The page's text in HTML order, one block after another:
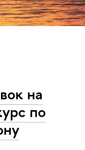
на
по